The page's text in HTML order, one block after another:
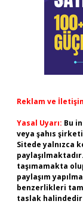
Reklam ve
Yasal Uyarı: Bu
veya şahıs
Sitede yalnızca
taşımamakta
paylaşım
benzerlikleri
taslak